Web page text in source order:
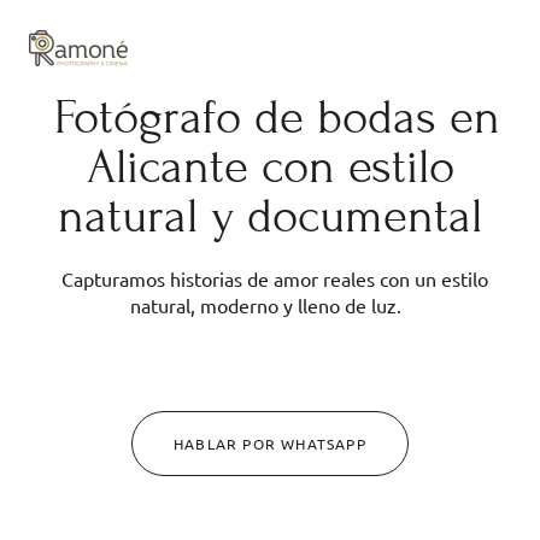
Fotógrafo de bodas en
Alicante con estilo
natural y documental
Capturamos historias de amor reales con un estilo
natural, moderno y lleno de luz.
HABLAR POR WHATSAPP